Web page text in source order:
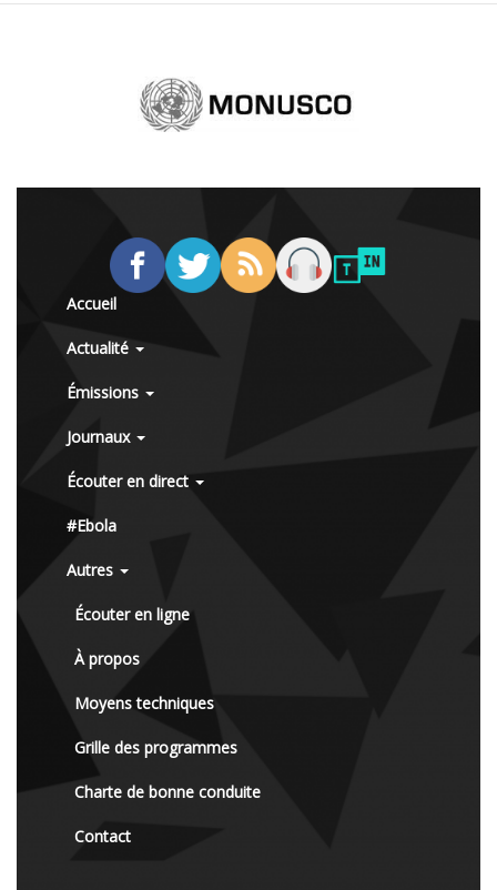
Accueil
Actualité
Émissions
Journaux
Écouter en direct
#Ebola
Autres
Écouter en ligne
À propos
Moyens techniques
Grille des programmes
Charte de bonne conduite
Contact